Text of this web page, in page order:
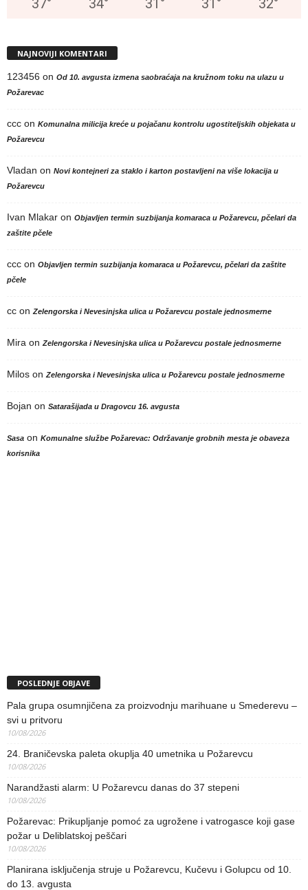
37° 34° 31 ° 31 ° 32°
NAJNOVIJI KOMENTARI
123456 on Od 10. avgusta izmena saobraćaja na kružnom toku na ulazu u
Požarevac
ccc on Komunalna milicija kreće u pojačanu kontrolu ugostiteljskih objekata u
Požarevcu
Vladan on Novi kontejneri za staklo i karton postavljeni na više lokacija u
Požarevcu
Ivan Mlakar on Objavljen termin suzbijanja komaraca u Požarevcu, pčelari da
zaštite pčele
ccc on Objavljen termin suzbijanja komaraca u Požarevcu, pčelari da zaštite
pčele
cc onZelengorska i Nevesinjska ulica u Požarevcu postale jednosmerne
Mira onZelengorska i Nevesinjska ulica u Požarevcu postale jednosmerne
Milos onZelengorska i Nevesinjska ulica u Požarevcu postale jednosmerne
Bojan on Satarašijada u Dragovcu 16. avgusta
Sasa on Komunalne službe Požarevac: Održavanje grobnih mesta je obaveza
korisnika
POSLEDNJE OBJAVE
Pala grupa osumnjičena za proizvodnju marihuane u Smederevu –
svi u pritvoru
10/08/2026
24. Braničevska paleta okuplja 40 umetnika u Požarevcu
10/08/2026
Narandžasti alarm: U Požarevcu danas do 37 stepeni
10/08/2026
Požarevac: Prikupljanje pomoć za ugrožene i vatrogasce koji gase
požar u Deliblatskoj peščari
10/08/2026
Planirana isključenja struje u Požarevcu, Kučevu i Golupcu od 10.
do 13. avgusta